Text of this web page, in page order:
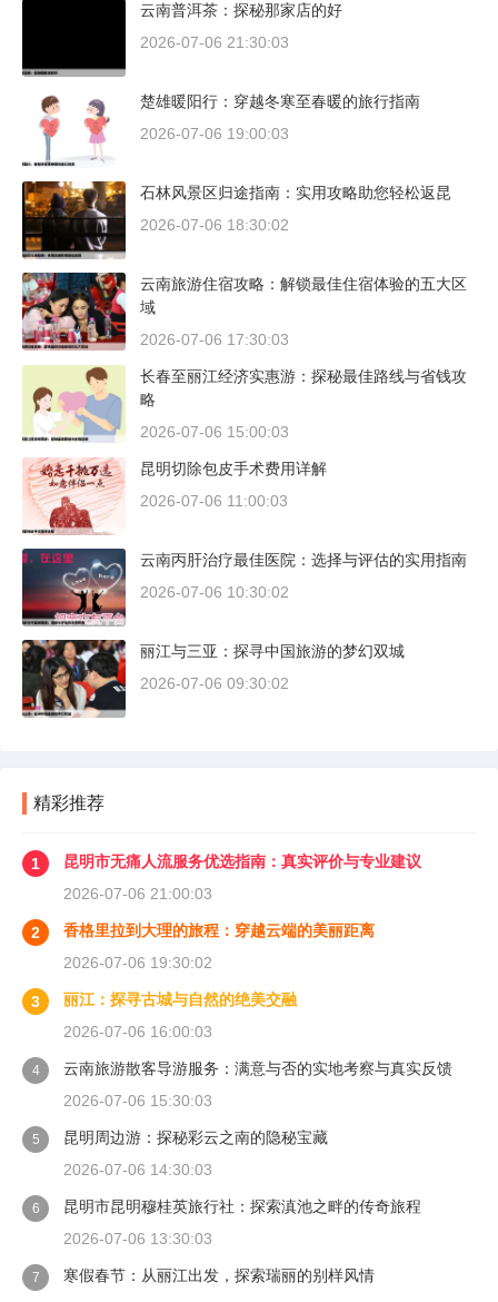
云南普洱茶：探秘那家店的好
2026-07-06 21:30:03
楚雄暖阳行：穿越冬寒至春暖的旅行指南
2026-07-06 19:00:03
石林风景区归途指南：实用攻略助您轻松返昆
2026-07-06 18:30:02
云南旅游住宿攻略：解锁最佳住宿体验的五大区
域
2026-07-06 17:30:03
长春至丽江经济实惠游：探秘最佳路线与省钱攻
略
2026-07-06 15:00:03
昆明切除包皮手术费用详解
2026-07-06 11:00:03
云南丙肝治疗最佳医院：选择与评估的实用指南
2026-07-06 10:30:02
丽江与三亚：探寻中国旅游的梦幻双城
2026-07-06 09:30:02
精彩推荐
1
昆明市无痛人流服务优选指南：真实评价与专业建议
2026-07-06 21:00:03
2
香格里拉到大理的旅程：穿越云端的美丽距离
2026-07-06 19:30:02
3
丽江：探寻古城与自然的绝美交融
2026-07-06 16:00:03
4
云南旅游散客导游服务：满意与否的实地考察与真实反馈
2026-07-06 15:30:03
5
昆明周边游：探秘彩云之南的隐秘宝藏
2026-07-06 14:30:03
6
昆明市昆明穆桂英旅行社：探索滇池之畔的传奇旅程
2026-07-06 13:30:03
7
寒假春节：从丽江出发，探索瑞丽的别样风情